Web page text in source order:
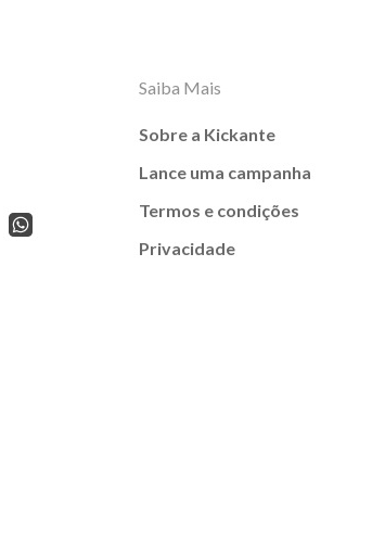
Saiba Mais
Sobre a Kickante
Lance uma campanha
Termos e condições
Privacidade